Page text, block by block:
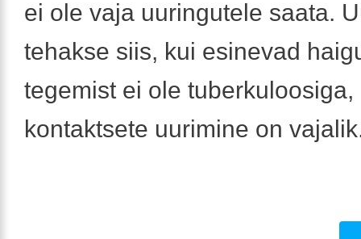
ei ole vaja uuringutele saata.
tehakse siis, kui esinevad
tegemist ei ole tuberkuloosiga,
kontaktsete uurimine on